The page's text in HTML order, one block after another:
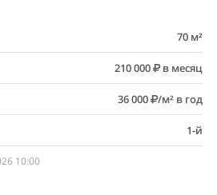
70 м²
210 000 в месяц
36 000 /м² в год
1-й
10:00